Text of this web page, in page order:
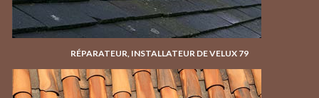
RÉPARATEUR, INSTALLATEUR DE VELUX 79